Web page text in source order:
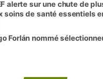
alerte sur une chute de
soins de santé essentiels
Forlán nommé